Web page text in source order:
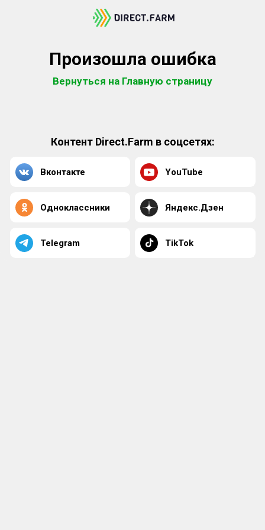
Произошла ошибка
Вернуться на Главную страницу
Контент Direct.Farm в соцсетях:
Вконтакте YouTube
Одноклассники Яндекс.Дзен
Telegram TikTok